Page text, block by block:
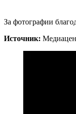
За фотографии
Источник: